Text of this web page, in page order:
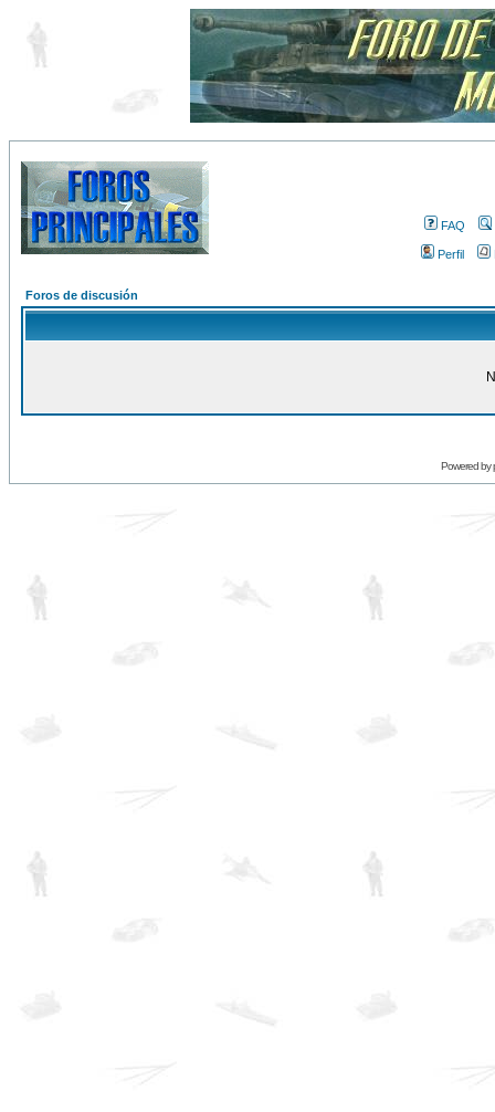
FAQ
Perfil
Foros de discusión
Powered by